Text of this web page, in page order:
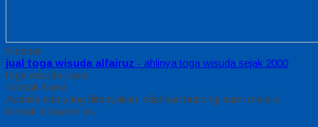
Sidebar
jual toga wisuda alfairuz - ahlinya toga wisuda sejak 2000
toga wisuda juara
Kontak Kami
Apabila ada yang ditanyakan, silahkan hubungi kami melalui
kontak di bawah ini.